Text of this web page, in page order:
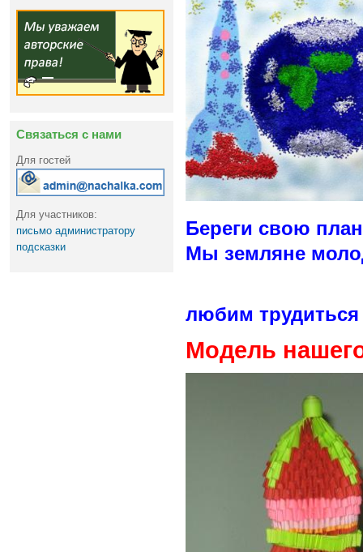
Связаться с нами
Для гостей
Для участников:
письмо администратору
подсказки
Береги свою
Мы земляне
любим трудиться
Модель